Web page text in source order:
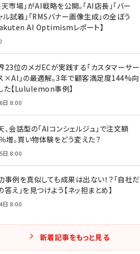
天市場」がAI戦略を公開。「AI店長」「バー
ル試着」「RMSバナー画像生成」の全ぼう
AI Optimismレポート】
23位のメガECが実践する「カスタマーサー
×AI」の最適解。3年で顧客満足度144%向
た【Lululemon事例】
日 8:00
、会話型の「AIコンシェルジュ」で注文額
増。買い物体験をどう変えた？
日 8:00
事例を真似しても成果は出ない！？「自社だ
答え」を見つけよう【ネッ担まとめ】
日 8:00
新着記事をもっと見る